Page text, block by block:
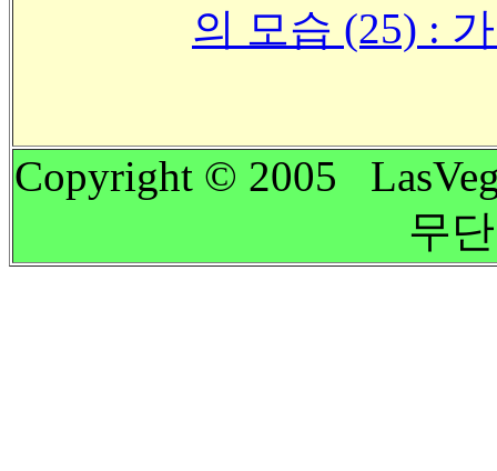
의 모습 (25) :
Copyright © 2005
무